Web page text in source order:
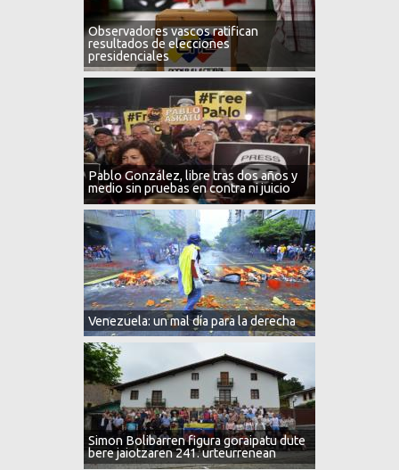
Observadores vascos ratifican
resultados de elecciones
presidenciales
Pablo González, libre tras dos años y
medio sin pruebas en contra ni juicio
Venezuela: un mal día para la derecha
Simon Bolibarren figura goraipatu dute
bere jaiotzaren 241. urteurrenean